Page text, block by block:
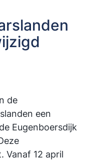
de
een
Eugenboersdijk
Vanaf 12 april